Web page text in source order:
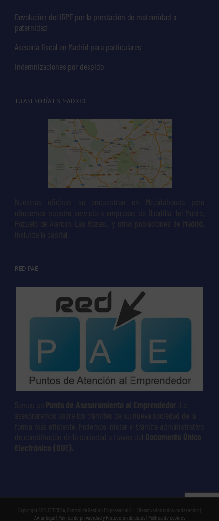
Devolución del IRPF por la prestación de maternidad o
paternidad
Asesoría fiscal en Madrid para particulares
Indemnizaciones por despido
TU ASESORÍA EN MADRID
Nuestras oficinas se encuentran en Majadahonda pero
ofrecemos nuestro servicio a empresas de Boadilla del Monte,
Pozuelo de Alarcón, Las Rozas... y otras poblaciones de Madrid,
incluida la capital.
RED PAE
Somos un Punto de Asesoramiento al Emprendedor . Le
asesoraremos sobre los trámites de su nueva sociedad de la
forma más eficiente. Podemos iniciar el trámite administrativo
de constitución de la sociedad a través del Documento Único
Electrónico (DUE).
Copyright 2015 CEPRESA, Control de Gestión Empresarial S.L. | Reservados todos los derechos |
Aviso legal
Política de privacidad y Protección de datos| Política de cookies